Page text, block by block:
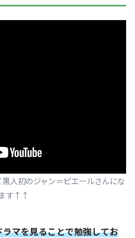
人初のジャン＝ピエールさんにな
す↑ ↑
ラマを見ることで勉強してお